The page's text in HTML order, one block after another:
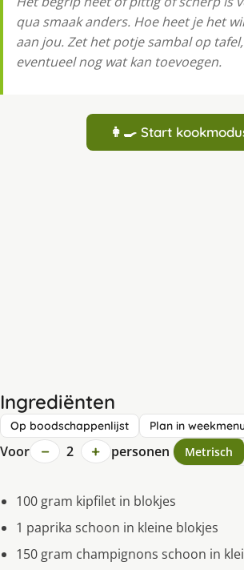
qua smaak anders. Hoe heet je het
aan jou. Zet het potje sambal op
eventueel nog wat kan toevoegen.
👩‍🍳 Start
Ingrediënten
Op boodschappenlijst Plan in
Voor − 2 + personen Metrisch
100 gram kipfilet in blokjes
1 paprika schoon in kleine blokjes
150 gram champignons schoon in